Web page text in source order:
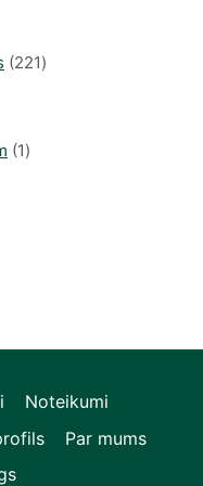
221221
11
Noteikumi
Par mums